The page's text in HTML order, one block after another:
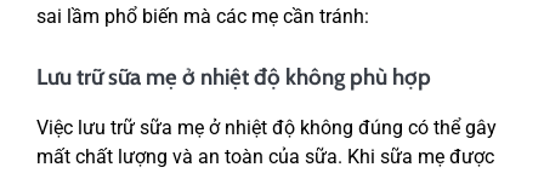
sai lầm phổ biến mà các mẹ cần tránh:
Lưu trữ sữa mẹ ở nhiệt độ không phù hợp
Việc lưu trữ sữa mẹ ở nhiệt độ không đúng có thể gây
mất chất lượng và an toàn của sữa. Khi sữa mẹ được